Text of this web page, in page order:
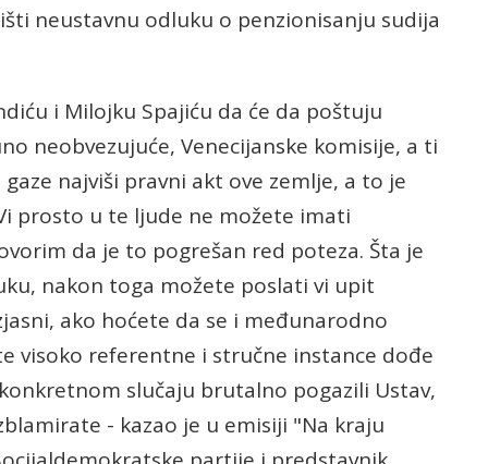
neustavnu odluku o penzionisanju sudija
i Milojku Spajiću da će da poštuju
neobvezujuće, Venecijanske komisije, a ti
najviši pravni akt ove zemlje, a to je
prosto u te ljude ne možete imati
da je to pogrešan red poteza. Šta je
nakon toga možete poslati vi upit
ako hoćete da se i međunarodno
visoko referentne i stručne instance dođe
slučaju brutalno pogazili Ustav,
- kazao je u emisiji "Na kraju